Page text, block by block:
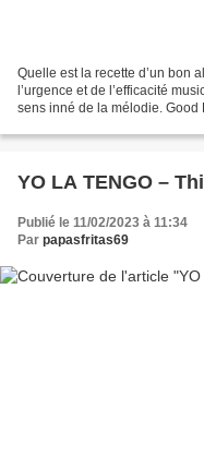
Quelle est la recette d’un bon
l’urgence et de l’efficacité
sens inné de la mélodie. Good
YO LA TENGO –
Publié le 11/02/2023 à 11:34
Par papasfritas69